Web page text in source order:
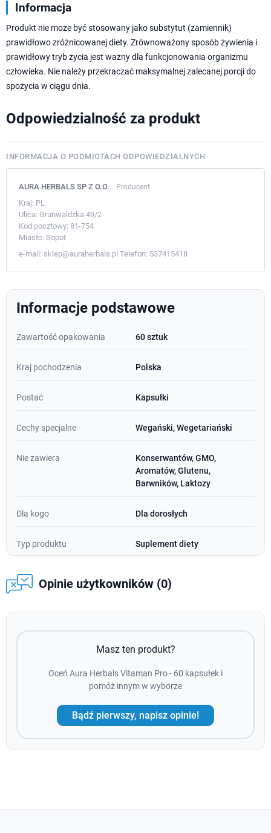
Informacja
Produkt nie może być stosowany jako substytut (zamiennik)
prawidłowo zróżnicowanej diety. Zrównoważony sposób żywienia i
prawidłowy tryb życia jest ważny dla funkcjonowania organizmu
człowieka. Nie należy przekraczać maksymalnej zalecanej porcji do
spożycia w ciągu dnia.
Odpowiedzialność za produkt
INFORMACJA O PODMIOTACH ODPOWIEDZIALNYCH
AURA HERBALS SP Z O.O. Producent
Kraj: PL
Ulica: Grunwaldzka 49/2
Kod pocztowy: 81-754
Miasto: Sopot
e-mail: sklep@auraherbals.pl Telefon: 537415418
Informacje podstawowe
Zawartość opakowania 60 sztuk
Kraj pochodzenia Polska
Postać Kapsułki
Cechy specjalne Wegański, Wegetariański
Nie zawiera
Konserwantów, GMO,
Aromatów, Glutenu,
Barwników, Laktozy
Dla kogo Dla dorosłych
Typ produktu Suplement diety
Opinie użytkowników (0)
Masz ten produkt?
Oceń Aura Herbals Vitaman Pro - 60 kapsułek i
pomóż innym w wyborze
Bądź pierwszy, napisz opinie!